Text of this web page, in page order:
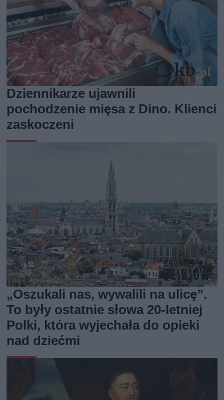
Dziennikarze ujawnili
pochodzenie mięsa z Dino. Klienci
zaskoczeni
„Oszukali nas, wywalili na ulicę”.
To były ostatnie słowa 20-letniej
Polki, która wyjechała do opieki
nad dziećmi